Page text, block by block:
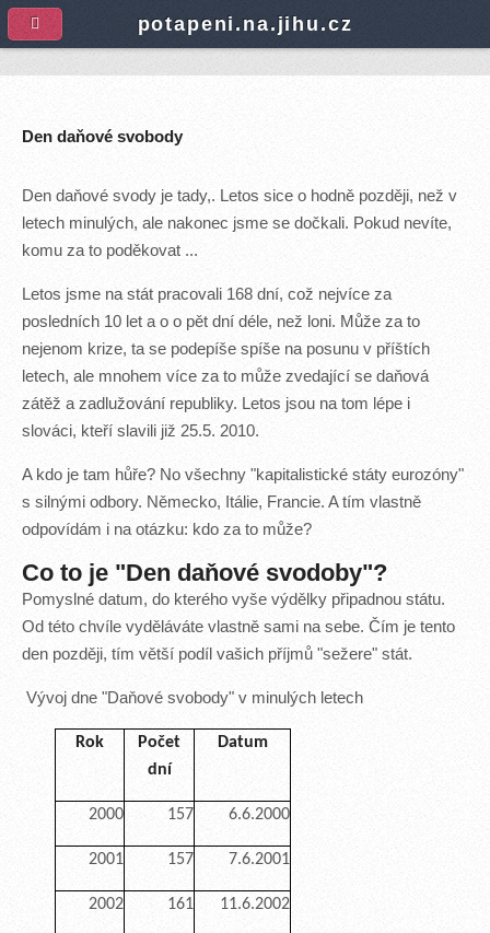
A
Den daňové svobody
Den daňové svody je tady,. Letos sice o hodně později, než v
letech minulých, ale nakonec jsme se dočkali. Pokud nevíte,
komu za to poděkovat ...
Letos jsme na stát pracovali 168 dní, což nejvíce za
posledních 10 let a o o pět dní déle, než loni. Může za to
nejenom krize, ta se podepíše spíše na posunu v příštích
letech, ale mnohem více za to může zvedající se daňová
zátěž a zadlužování republiky. Letos jsou na tom lépe i
slováci, kteří slavili již 25.5. 2010.
A kdo je tam hůře? No všechny "kapitalistické státy eurozóny"
s silnými odbory. Německo, Itálie, Francie. A tím vlastně
odpovídám i na otázku: kdo za to může?
Co to je "Den daňové svodoby"?
Pomyslné datum, do kterého vyše výdělky připadnou státu.
Od této chvíle vyděláváte vlastně sami na sebe. Čím je tento
den později, tím větší podíl vašich příjmů "sežere" stát.
Vývoj dne "Daňové svobody" v minulých letech
Rok
Počet
dní
Datum
2000 157 6.6.2000
2001 157 7.6.2001
2002 161 11.6.2002
potapeni.na.jihu.cz